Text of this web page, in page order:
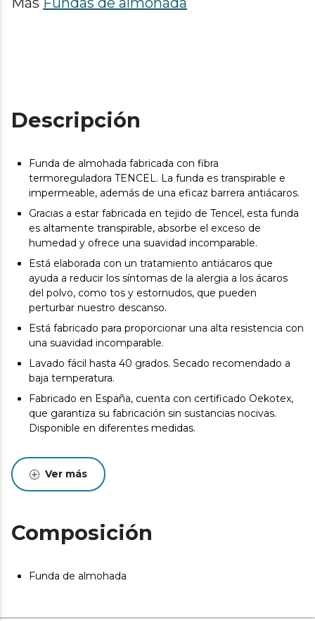
Descripción
Funda de almohada fabricada con fibra
termoreguladora TENCEL. La funda es transpirable e
impermeable, además de una eficaz barrera antiácaros.
Gracias a estar fabricada en tejido de Tencel, esta funda
es altamente transpirable, absorbe el exceso de
humedad y ofrece una suavidad incomparable.
Está elaborada con un tratamiento antiácaros que
ayuda a reducir los síntomas de la alergia a los ácaros
del polvo, como tos y estornudos, que pueden
perturbar nuestro descanso.
Está fabricado para proporcionar una alta resistencia con
una suavidad incomparable.
Lavado fácil hasta 40 grados. Secado recomendado a
baja temperatura.
Fabricado en España, cuenta con certificado Oekotex,
que garantiza su fabricación sin sustancias nocivas.
Disponible en diferentes medidas.
Ver más
Composición
Funda de almohada